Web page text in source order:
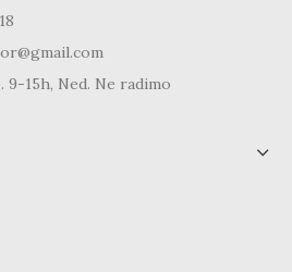
9-15h, Ned. Ne radimo